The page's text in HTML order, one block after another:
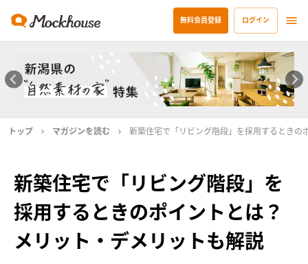
無料会員登録 ログイン
トップ マガジンを読む 新築住宅で「リビング階段」を採用するときの
新築住宅で「リビング階段」を
採用するときのポイントとは？
メリット・デメリットも解説